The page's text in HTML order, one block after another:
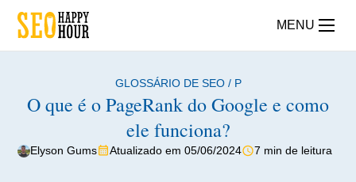
MENU
GLOSSÁRIO DE SEO/ P
O que é o PageRank do Google e como
ele funciona?
Elyson Gums Atualizado em 05/06/2024 7 min de leitura